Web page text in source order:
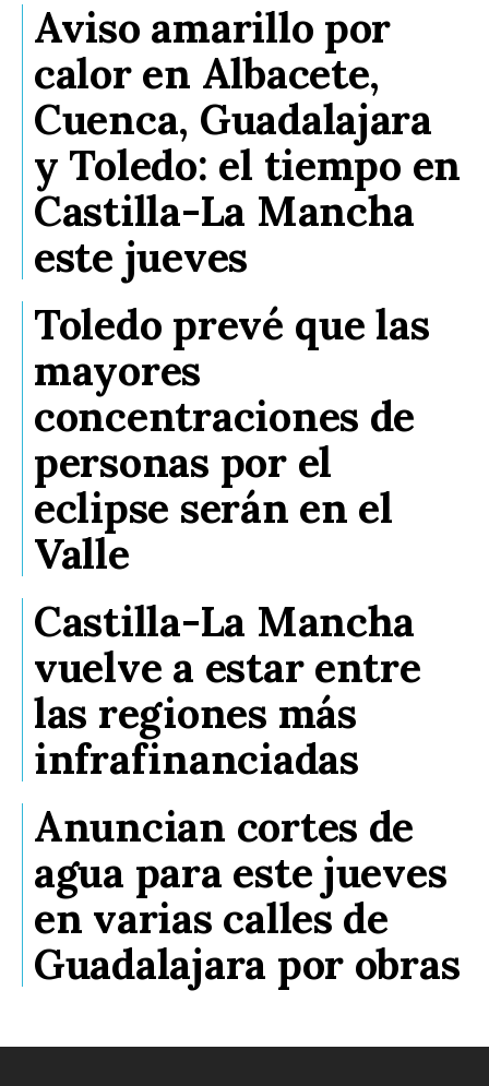
Aviso amarillo por
calor en Albacete,
Cuenca, Guadalajara
y Toledo: el tiempo en
Castilla-La Mancha
este jueves
Toledo prevé que las
mayores
concentraciones de
personas por el
eclipse serán en el
Valle
Castilla-La Mancha
vuelve a estar entre
las regiones más
infrafinanciadas
Anuncian cortes de
agua para este jueves
en varias calles de
Guadalajara por obras